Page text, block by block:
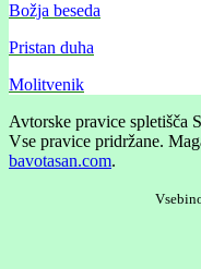
Božja beseda
Pristan duha
Molitvenik
Avtorske pravice spletišča
Vse pravice pridržane.
bavotasan.com.